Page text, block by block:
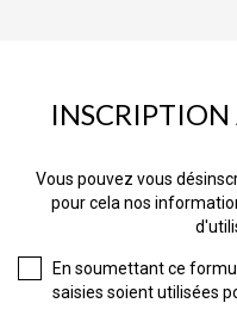
INSCRIPTION
Vous pouvez vous
pour cela nos
En soumettant ce
saisies soient utilisées